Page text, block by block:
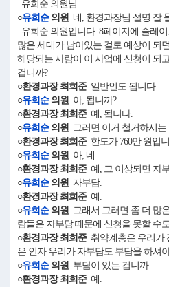
유희순 의원님
○유희순의원 네, 환경과장님 설명 잘
유희순 의원입니다. 8페이지에 슬레
많은 세대가 남아있는 걸로 예상이 되
해당되는 사람이 이 사업에 신청이 되
겁니까?
○환경과장 최희준일반인도 됩니다.
○유희순의원 아, 됩니까?
○환경과장 최희준예, 됩니다.
○유희순의원 그러면 이거 철거하시
○환경과장 최희준한도가 760만 원입
○유희순의원 아, 네.
○환경과장 최희준예, 그 이상되면 자
○유희순의원 자부담.
○환경과장 최희준예.
○유희순의원 그래서 그러면 좀 더 많
람들은 자부담 때문에 신청을 못할 수
○환경과장 최희준취약계층은 우리가
은 인자 우리가 자부담도 부담을 하셔
○유희순의원 부담이 있는 겁니까.
○환경과장 최희준예.